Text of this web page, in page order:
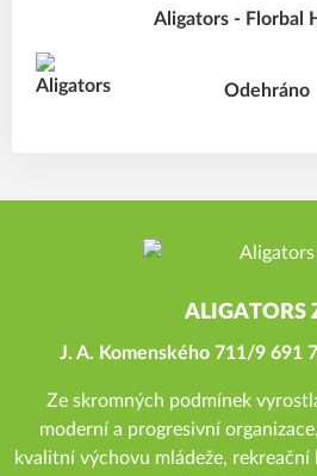
Aligators - Florbal
Odehráno
ALIGATORS
J. A. Komenského 711/9 691
Ze skromných podmínek
moderní a progresivní
kvalitní výchovu mládeže,